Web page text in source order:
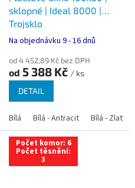
dub Bílá - Tmavý dub Bílá -
sklopné | Ideal 8000 |
Trojsklo
Na objednávku 9 - 16 dnů
od 4 452,89 Kč bez DPH
od 5 388 Kč / ks
DETAIL
Bílá Bílá - Antracit Bílá - Zlatý
Počet komor: 6
Počet těsnění:
3